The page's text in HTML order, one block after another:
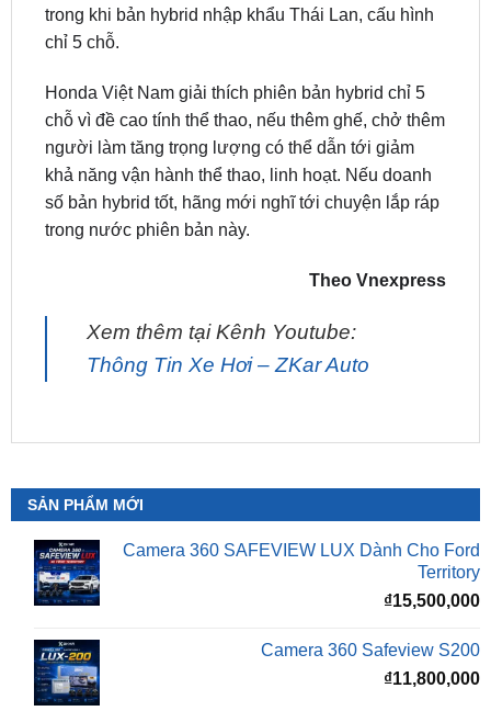
Honda Việt Nam giải thích phiên bản hybrid chỉ 5
người làm tăng trọng lượng có thể dẫn tới giảm
khả năng vận hành thể thao, linh hoạt. Nếu doanh
số bản hybrid tốt, hãng mới nghĩ tới chuyện lắp ráp
trong nước phiên bản này.
Xem thêm tại Kênh Youtube:
SẢN PHẨM MỚI
Camera 360 SAFEVIEW LUX Dành Cho Ford
₫15,500,000
Camera 360 Safeview S200
Camera 360 Safeview S300